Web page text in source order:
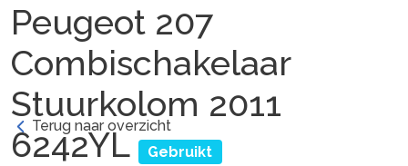
Peugeot 207
Combischakelaar
Stuurkolom 2011
6242YL
Gebruikt
Terug naar overzicht